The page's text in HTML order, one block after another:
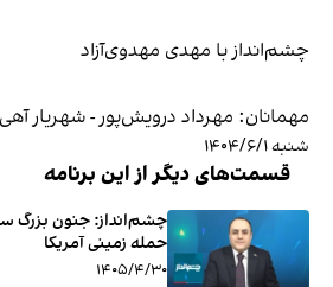
چشم‌انداز با مهدی مهدوی‌آزاد
مهمانان: مهرداد درویش‌پور - شهریار آهی
شنبه ۱۴۰۴/۶/۱
قسمت‌های دیگر از این برنامه
چشم‌انداز: جنون بزرگ
حمله زمینی آمریکا
۱۴۰۵/۴/۳۰